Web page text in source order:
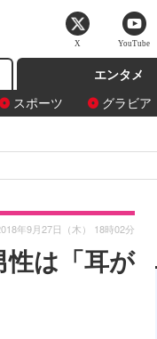
エンタメ
スポーツ グラビア
性は「耳が
年9月27日（木） 18時02分
X YouTube